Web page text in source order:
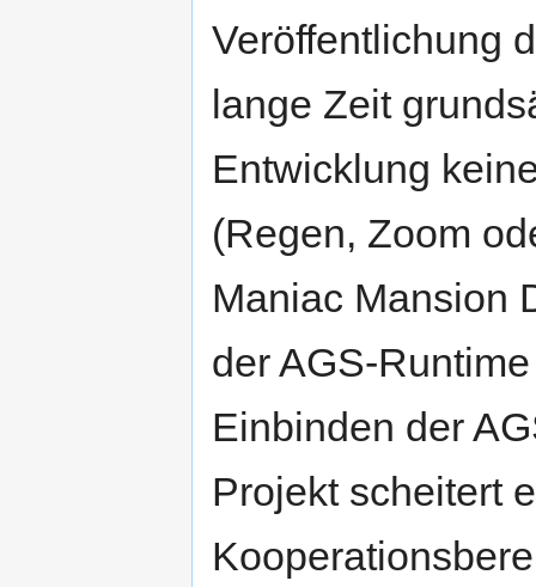
Veröffentlichung
lange Zeit
Entwicklung
(Regen, Zoom
Maniac Mansion
der AGS-
Einbinden der
Projekt scheitert